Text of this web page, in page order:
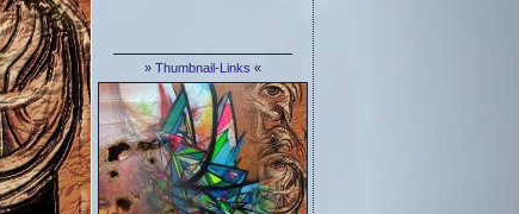
» Thumbnail-Links «